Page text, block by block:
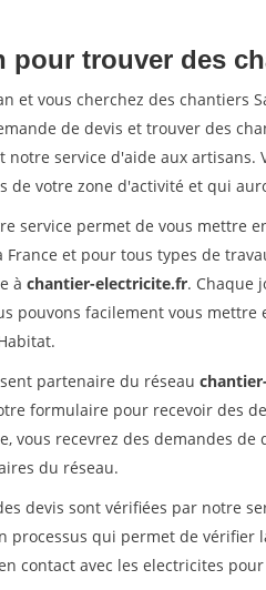
pour trouver des
et vous cherchez des chantiers
de devis et trouver des
notre service d'aide aux artisans.
de votre zone d'activité et qui
service permet de vous mettre
France et pour tous types de
à chantier-electricite.fr. Chaque
pouvons facilement vous
partenaire du réseau
formulaire pour recevoir des
vous recevrez des demandes
du réseau.
devis sont vérifiées par notre
processus qui permet de vérifier
contact avec les electricites